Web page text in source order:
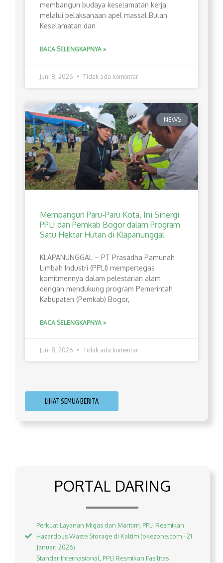
membangun budaya keselamatan kerja
melalui pelaksanaan apel massal Bulan
Keselamatan dan
BACA SELENGKAPNYA »
Juni 8, 2026 Tidak ada komentar
NEWS
Membangun Paru-Paru Kota, Ini Sinergi
PPLI dan Pemkab Bogor dalam Program
Satu Hektar Hutan di Klapanunggal
​KLAPANUNGGAL – PT Prasadha Pamunah
Limbah Industri (PPLI) mempertegas
komitmennya dalam pelestarian alam
dengan mendukung program Pemerintah
Kabupaten (Pemkab) Bogor,
BACA SELENGKAPNYA »
Juni 8, 2026 Tidak ada komentar
LIHAT SEMUA BERITA
PORTAL DARING
Perkuat Layanan Migas dan Maritim, PPLI Resmikan
Hazardous Waste Storage di Kaltim (okezone.com - 21
Januari 2026)
Standar Internasional, PPLI Resmikan Fasilitas